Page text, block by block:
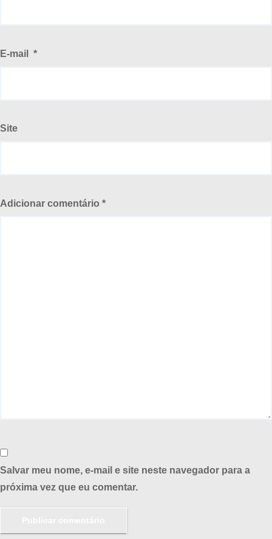
E-mail *
Site
Adicionar comentário *
Salvar meu nome, e-mail e site neste navegador para a
próxima vez que eu comentar.